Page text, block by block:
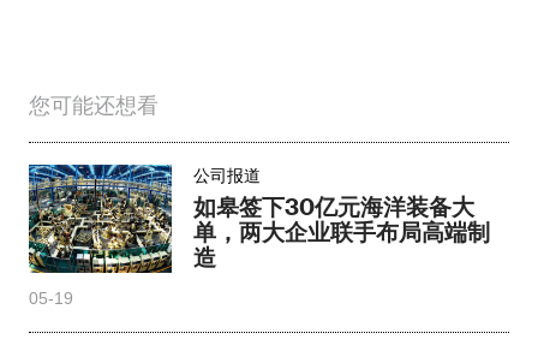
您可能还想看
公司报道
如皋签下30亿元海洋装备大
单，两大企业联手布局高端制
造
05-19